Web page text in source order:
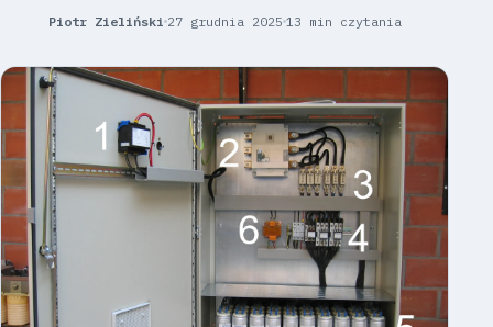
Piotr Zieliński 27 grudnia 2025 13 min czytania